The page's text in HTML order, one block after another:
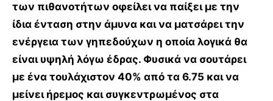
των πιθανοτήτων οφείλει να παίξει με την
ίδια ένταση στην άμυνα και να ματσάρει την
ενέργεια των γηπεδούχων η οποία λογικά θα
είναι υψηλή λόγω έδρας. Φυσικά να σουτάρει
με ένα τουλάχιστον 40% από τα 6.75 και να
μείνει ήρεμος και συγκεντρωμένος στα